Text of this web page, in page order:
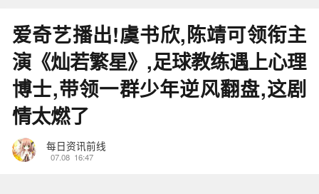
爱奇艺播出!虞书欣,陈靖可领衔主
演《灿若繁星》,足球教练遇上心理
博士,带领一群少年逆风翻盘,这剧
情太燃了
每日资讯前线
07.08 16:47